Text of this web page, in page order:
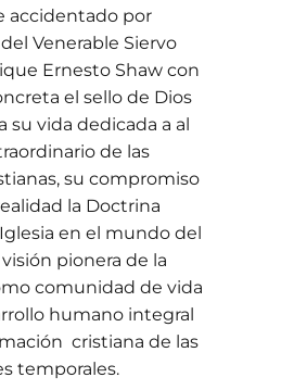
accidentado por
Venerable Siervo
Ernesto Shaw con
el sello de Dios
su vida dedicada a al
de las
su compromiso
la Doctrina
en el mundo del
pionera de la
comunidad de vida
humano integral
cristiana de las
temporales.